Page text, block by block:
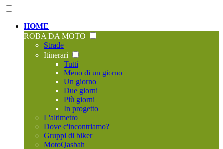
HOME
ROBA DA MOTO
Strade
Itinerari
Tutti
Meno di un giorno
Un giorno
Due giorni
Più giorni
In progetto
L'altimetro
Dove c'incontriamo?
Gruppi di biker
MotoQasbah